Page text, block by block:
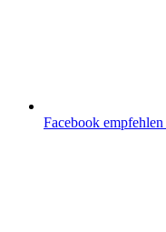
Facebook empfehlen